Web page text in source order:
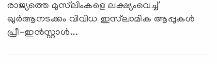
രാജ്യത്തെ മുസ്‍ലിംകളെ ലക്ഷ്യംവെച്ച്
ഖുര്‍ആനടക്കം വിവിധ ഇസ്‍ലാമിക ആപ്പുകള്‍
പ്രീ-ഇന്‍സ്റ്റാള്‍...